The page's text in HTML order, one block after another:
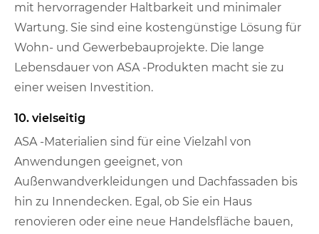
mit hervorragender Haltbarkeit und minimaler
Wartung. Sie sind eine kostengünstige Lösung für
Wohn- und Gewerbebauprojekte. Die lange
Lebensdauer von ASA -Produkten macht sie zu
einer weisen Investition.
10. vielseitig
ASA -Materialien sind für eine Vielzahl von
Anwendungen geeignet, von
Außenwandverkleidungen und Dachfassaden bis
hin zu Innendecken. Egal, ob Sie ein Haus
renovieren oder eine neue Handelsfläche bauen,